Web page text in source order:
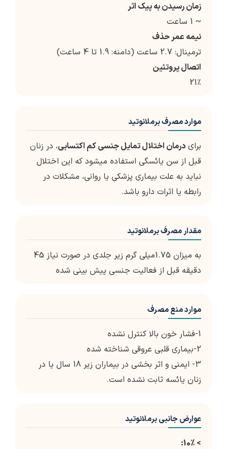
زمان رسیدن به پیک اثر
~ 1 ساعت
نیمه عمر حذف
ترمینال: 2.7 ساعت (دامنه: 1.9 تا 4 ساعت)
اتصال پروتئین
21٪
موارد مصرف برملانوتید
برای درمان اختلال تمایل جنسی کم اکتسابی، در زنان
قبل از سن یائسگی استفاده میشود که این اختلال
نباید به علت بیماری پزشکی یا روانی، مشکلات در
رابطه یا اثرات دارو باشد.
مقدار مصرف برملانوتید
به میزان 1.75میلی گرم زیر جلدی در صورت نیاز 45
دقیقه قبل از فعالیت جنسی پیش بینی شده
موارد منع مصرف
1-فشار خون بالا کنترل نشده
2-بیماری قلبی عروقی شناخته شده
3- ایمنی و اثر بخشی در بیماران زیر 18 سال یا در
زنان یائسه ثابت نشده است.
عوارض جانبی برملانوتید
> 10٪: